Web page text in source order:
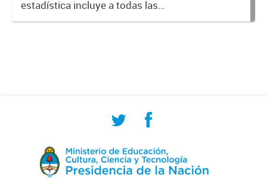
estadística incluye a todas las
personas involucradas